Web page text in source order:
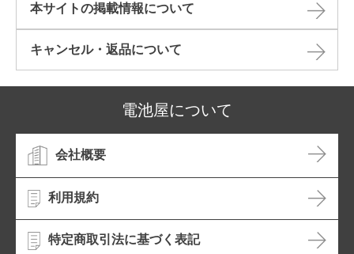
本サイトの掲載情報について​
キャンセル・返品について​
電池屋について
会社概要
利用規約
特定商取引法に基づく表記